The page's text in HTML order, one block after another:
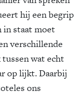
hij een begrip
in staat moet
verschillende
wat echt
op lijkt. Daarbij
ons